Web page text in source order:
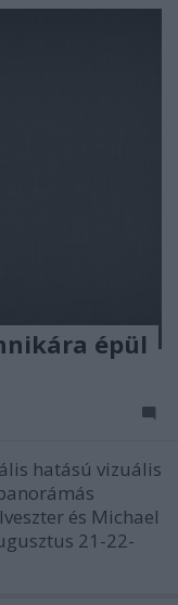
épül
hatású vizuális
és Michael
21-22-